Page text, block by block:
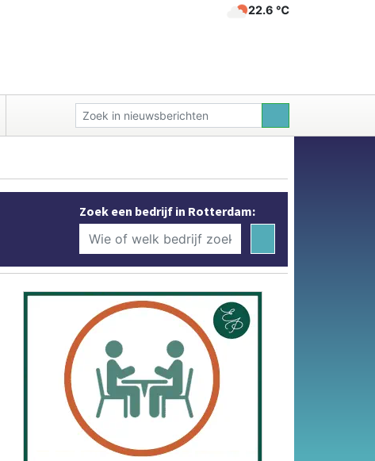
22.6 ℃
Zoek een bedrijf in Rotterdam: